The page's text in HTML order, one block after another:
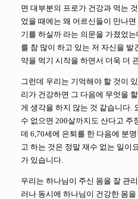
면 대부분의 프로가 건강과 먹는
었을 때에는 왜 어르신들이 만나
기를 하실까 라는 의문을 가졌었
를 참 많이 하고 있는 저 자신을
약을 먹기 시작을 하면서 더욱 더
그런데 우리는 기억해야 할 것이
리가 건강하면 그 다음에 무엇을
게 생각을 하지 않는 것 같습니다.
수 없으면 200살까지도 산다고 주
데 6,70세에 은퇴를 한 다음에 분
고 하는 것은 정말 재수 없는 일이
가 있습니다.
우리는 하나님이 주신 몸을 잘 관
러나 동시에 하나님이 건강한 몸